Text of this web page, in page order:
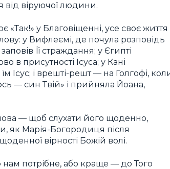
від віруючої людини.
у Благовіщенні, усе своє життя
у Вифлеємі, де почула розповідь
Її страждання; у Єгипті
в присутності Ісуса; у Кані
Ісус; і врешті-решт — на Голгофі,
— син Твій» і прийняла Йоана,
— щоб слухати його щоденно,
як Марія-Богородиця після
вірності Божій волі.
потрібне, або краще — до Того